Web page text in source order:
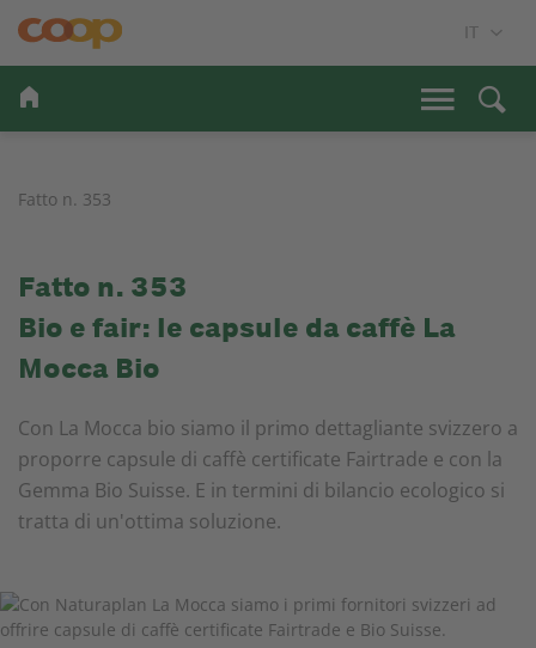
Fatto n. 353
Fatto n. 353
Bio e fair: le capsule da caffè La
Mocca Bio
Con La Mocca bio siamo il primo dettagliante svizzero a
proporre capsule di caffè certificate Fairtrade e con la
Gemma Bio Suisse. E in termini di bilancio ecologico si
tratta di un'ottima soluzione.